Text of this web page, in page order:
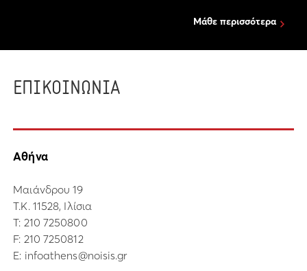
Μάθε περισσότερα
ΕΠΙΚΟΙΝΩΝΙΑ
Αθήνα
Μαιάνδρου 19
Τ.Κ. 11528, Ιλίσια
Τ: 210 7250800
F: 210 7250812
E: infoathens@noisis.gr